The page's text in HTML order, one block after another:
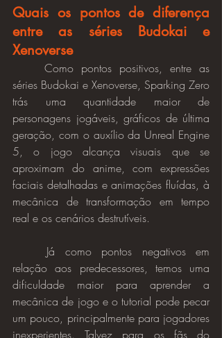
Quais os pontos de diferença
entre as séries Budokai e
Xenoverse
séries Budokai e Xenoverse, Sparking Zero
trás uma quantidade maior de
personagens jogáveis, gráficos de última
geração, com o auxílio da Unreal Engine
5, o jogo alcança visuais que se
aproximam do anime, com expressões
faciais detalhadas e animações fluídas, à
mecânica de transformação em tempo
real e os cenários destrutíveis.
relação aos predecessores, temos uma
dificuldade maior para aprender a
mecânica de jogo e o tutorial pode pecar
um pouco, principalmente para jogadores
inexperientes. Talvez para os fãs do